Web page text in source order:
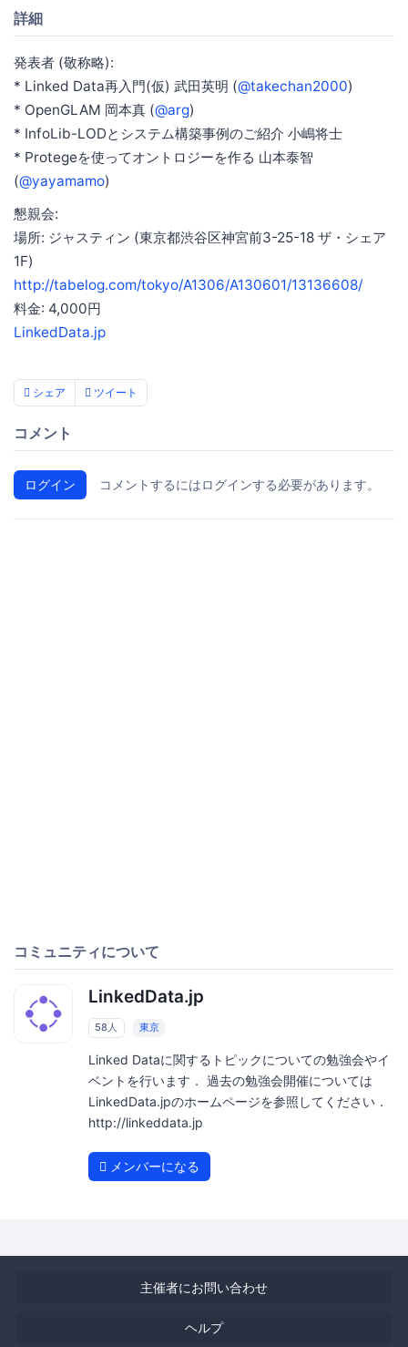
詳細
発表者 (敬称略):
* Linked Data再入門(仮) 武田英明 (@takechan2000)
* OpenGLAM 岡本真 (@arg)
* InfoLib-LODとシステム構築事例のご紹介 小嶋将士
* Protegeを使ってオントロジーを作る 山本泰智
(@yayamamo)
懇親会:
場所: ジャスティン (東京都渋谷区神宮前3-25-18 ザ・シェア
1F)
http://tabelog.com/tokyo/A1306/A130601/13136608/
料金: 4,000円
LinkedData.jp
シェア ツイート
コメント
ログイン コメントするにはログインする必要があります。
コミュニティについて
LinkedData.jp
58人 東京
Linked Dataに関するトピックについての勉強会やイ
ベントを行います． 過去の勉強会開催については
LinkedData.jpのホームページを参照してください．
http://linkeddata.jp
メンバーになる
主催者にお問い合わせ
ヘルプ